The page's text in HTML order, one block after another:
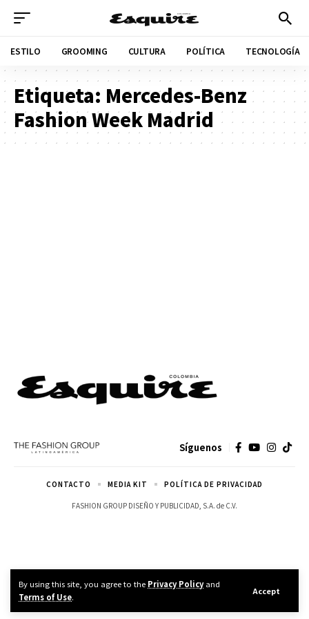
By using this site, you agree to the Privacy Policyand
Terms of Use.
Accept
ESTILO GROOMING CULTURA POLÍTICA TECNOLOGÍA
Etiqueta: Mercedes-Benz
Fashion Week Madrid
Síguenos
FASHION GROUP DISEÑO Y PUBLICIDAD, S.A. de C.V.
CONTACTO MEDIA KIT POLÍTICA DE PRIVACIDAD